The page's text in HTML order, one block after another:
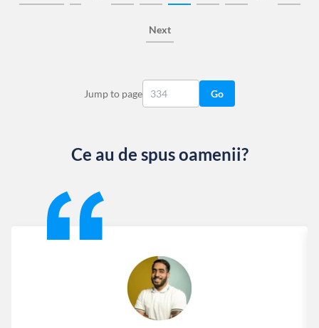
Next
Jump to page Go
Ce au de spus oamenii?